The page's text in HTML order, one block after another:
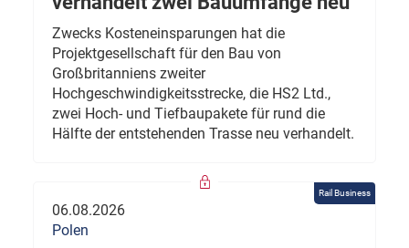
Zwecks Kosteneinsparungen hat die
Projektgesellschaft für den Bau von
Großbritanniens zweiter
Hochgeschwindigkeitsstrecke, die HS2 Ltd.,
zwei Hoch- und Tiefbaupakete für rund die
Hälfte der entstehenden Trasse neu verhandelt.
Rail Business
06.08.2026
Polen